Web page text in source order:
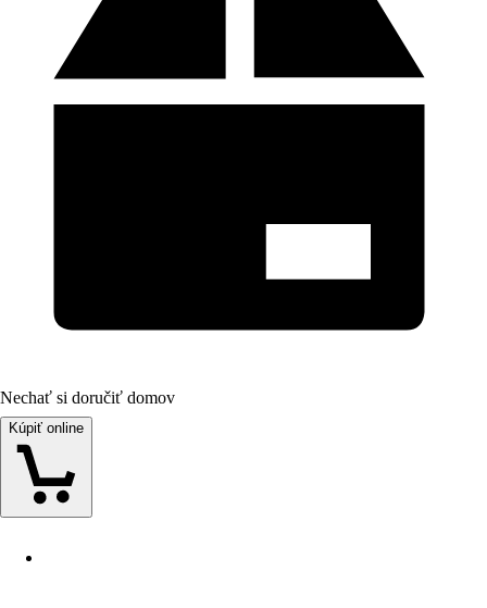
Nechať si doručiť domov
Kúpiť online